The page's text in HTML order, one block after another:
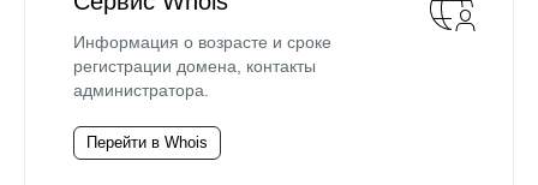
Информация о возрасте и сроке
регистрации домена, контакты
администратора.
Перейти в Whois